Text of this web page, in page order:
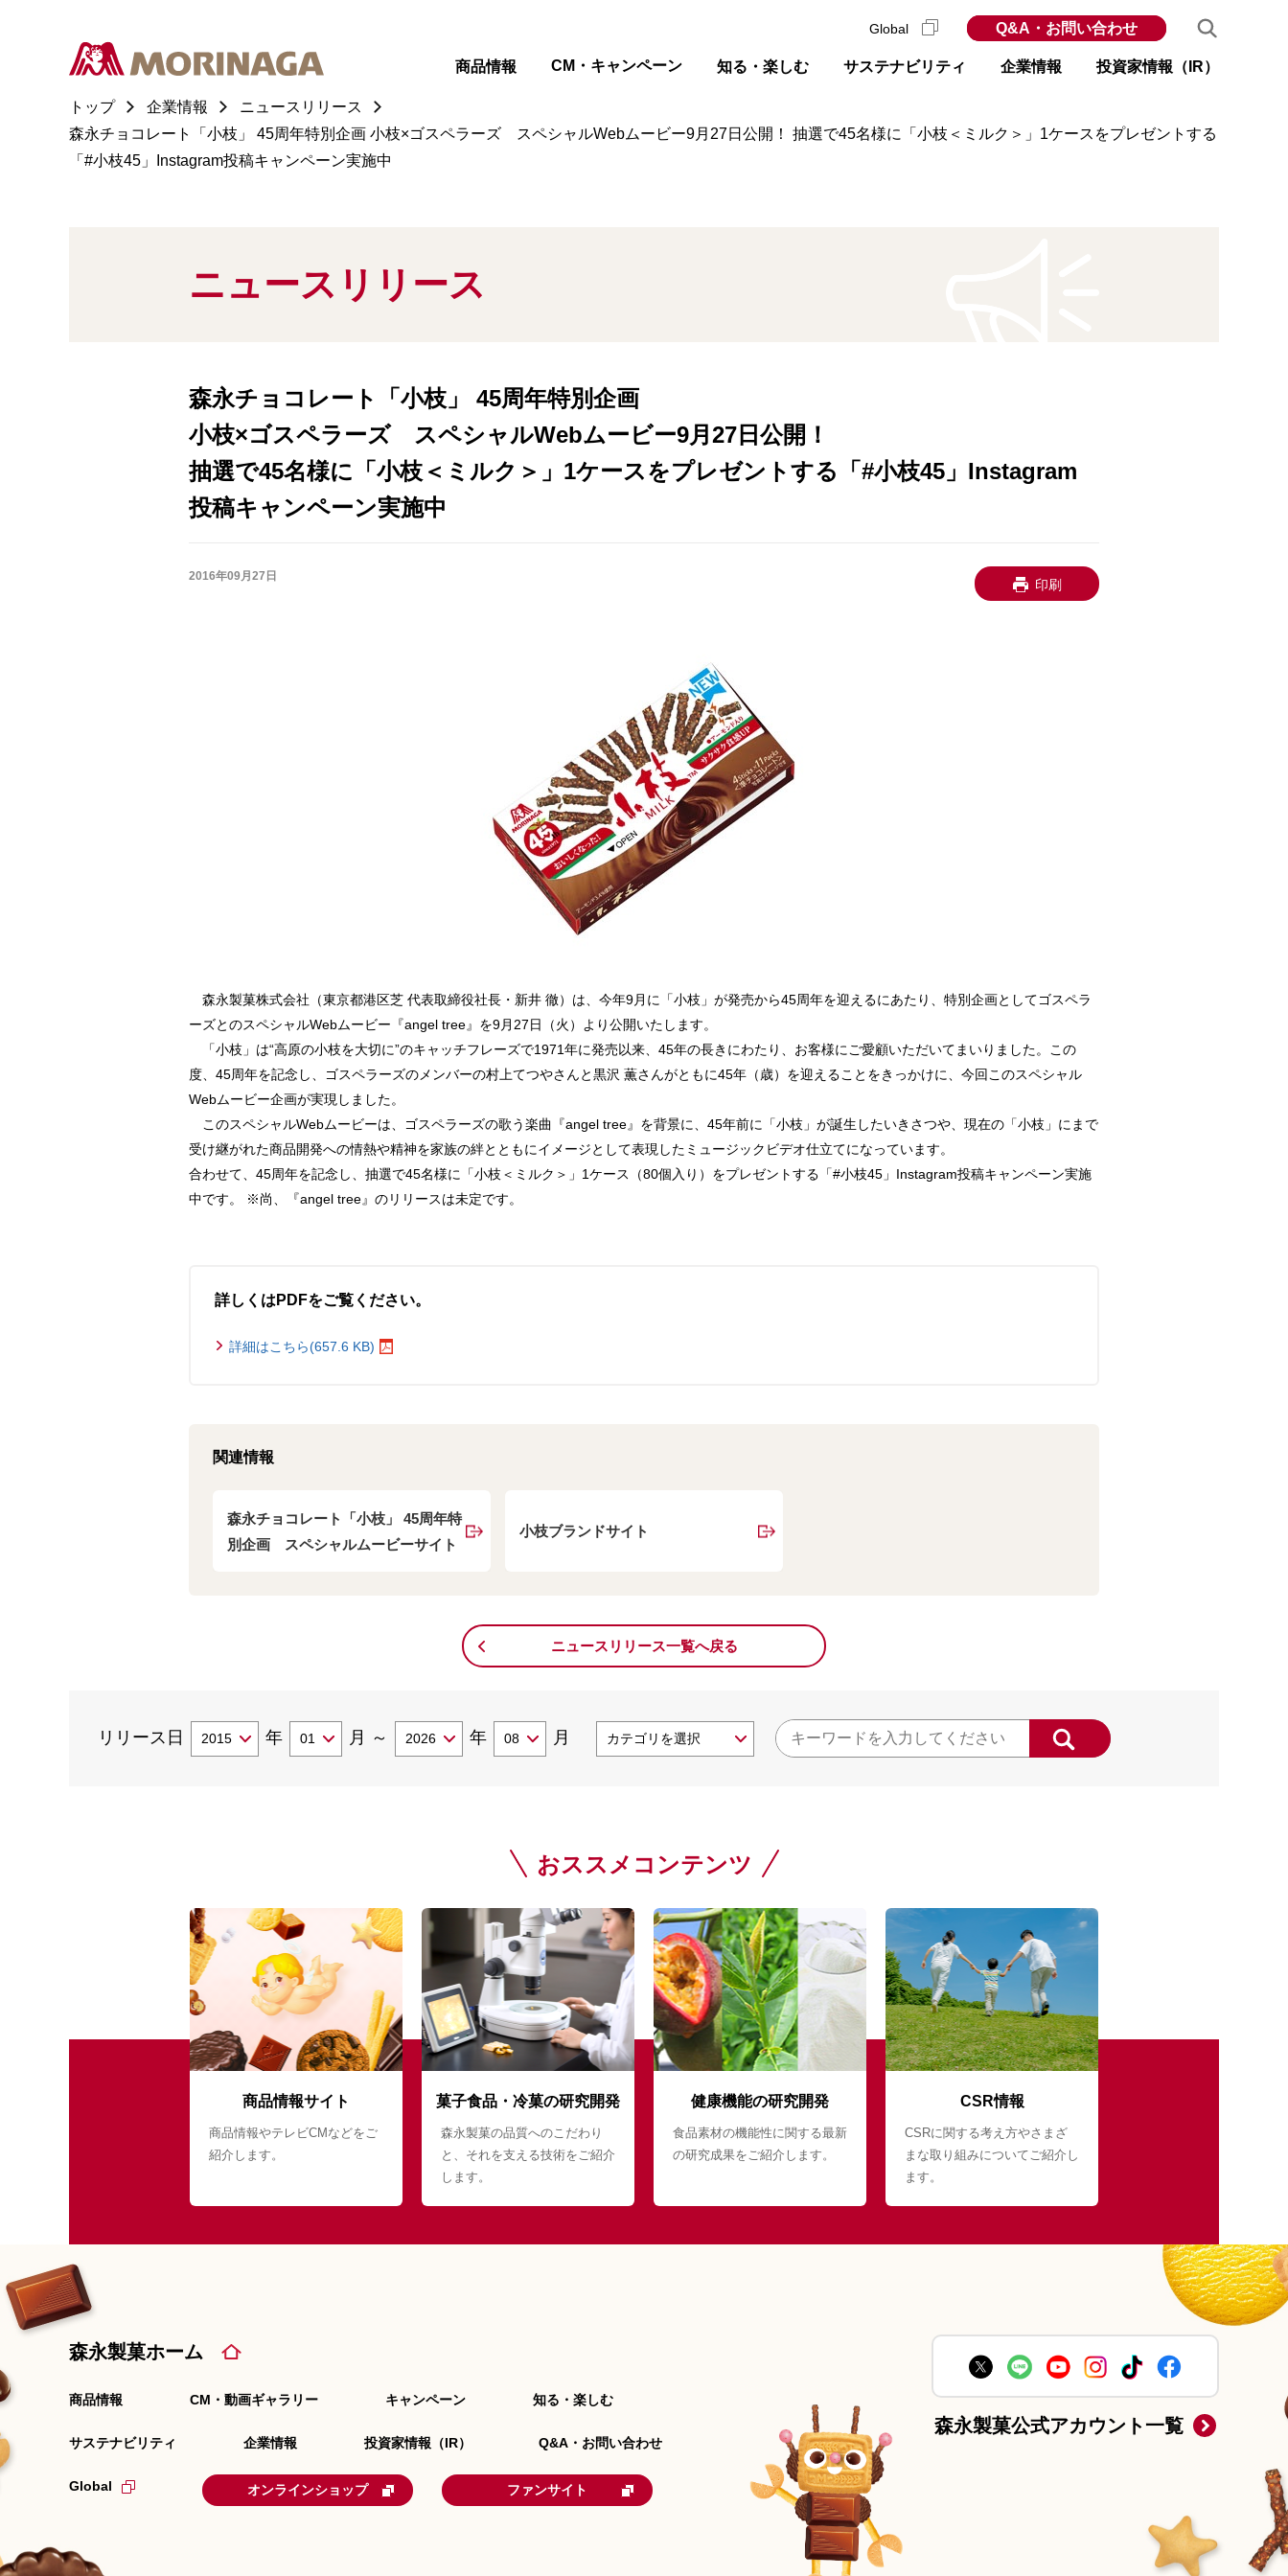
商品情報 CM・キャンペーン 知る・楽しむ サステナビリティ 企業情報 投資家情報（IR）
Global Q&A・お問い合わせ
トップ 企業情報
ニュースリリース
森永チョコレート「小枝」 45周年特別企画 小枝×ゴスペラーズ スペシャルWebムービー9月27日公開！ 抽選で45名様に「小枝＜ミルク＞」1ケースをプレゼントする
「#小枝45」Instagram投稿キャンペーン実施中
ニュースリリース
森永チョコレート「小枝」 45周年特別企画
小枝×ゴスペラーズ スペシャルWebムービー9月27日公開！
抽選で45名様に「小枝＜ミルク＞」1ケースをプレゼントする「#小枝45」Instagram
投稿キャンペーン実施中
印刷
2016年09月27日
森永製菓株式会社（東京都港区芝 代表取締役社長・新井 徹）は、今年9月に「小枝」が発売から45周年を迎えるにあたり、特別企画としてゴスペラ
ーズとのスペシャルWebムービー『angel tree』を9月27日（火）より公開いたします。
「小枝」は“高原の小枝を大切に”のキャッチフレーズで1971年に発売以来、45年の長きにわたり、お客様にご愛顧いただいてまいりました。この
度、45周年を記念し、ゴスペラーズのメンバーの村上てつやさんと黒沢 薫さんがともに45年（歳）を迎えることをきっかけに、今回このスペシャル
Webムービー企画が実現しました。
このスペシャルWebムービーは、ゴスペラーズの歌う楽曲『angel tree』を背景に、45年前に「小枝」が誕生したいきさつや、現在の「小枝」にまで
受け継がれた商品開発への情熱や精神を家族の絆とともにイメージとして表現したミュージックビデオ仕立てになっています。
合わせて、45周年を記念し、抽選で45名様に「小枝＜ミルク＞」1ケース（80個入り）をプレゼントする「#小枝45」Instagram投稿キャンペーン実施
中です。 ※尚、『angel tree』のリリースは未定です。
詳しくはPDFをご覧ください。
詳細はこちら(657.6 KB)
関連情報
森永チョコレート「小枝」 45周年特
別企画 スペシャルムービーサイト
小枝ブランドサイト
ニュースリリース一覧へ戻る
リリース日 年 月 ～ 年 月
おススメコンテンツ
商品情報サイト
商品情報やテレビCMなどをご
紹介します。
菓子食品・冷菓の研究開発
森永製菓の品質へのこだわり
と、それを支える技術をご紹介
します。
健康機能の研究開発
食品素材の機能性に関する最新
の研究成果をご紹介します。
CSR情報
CSRに関する考え方やさまざ
まな取り組みについてご紹介し
ます。
森永製菓ホーム
商品情報 CM・動画ギャラリー キャンペーン 知る・楽しむ
サステナビリティ 企業情報 投資家情報（IR） Q&A・お問い合わせ
Global オンラインショップ ファンサイト
森永製菓公式アカウント一覧